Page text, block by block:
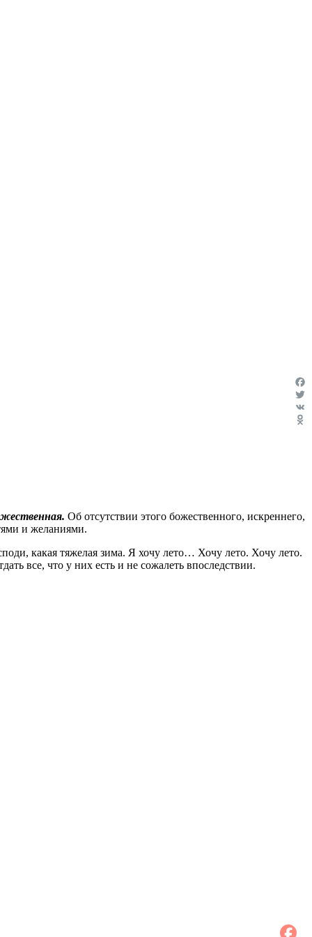
VK
Об отсутствии этого божественного, искреннего,
и желаниями.
какая тяжелая зима. Я хочу лето… Хочу лето. Хочу лето.
все, что у них есть и не сожалеть впоследствии.